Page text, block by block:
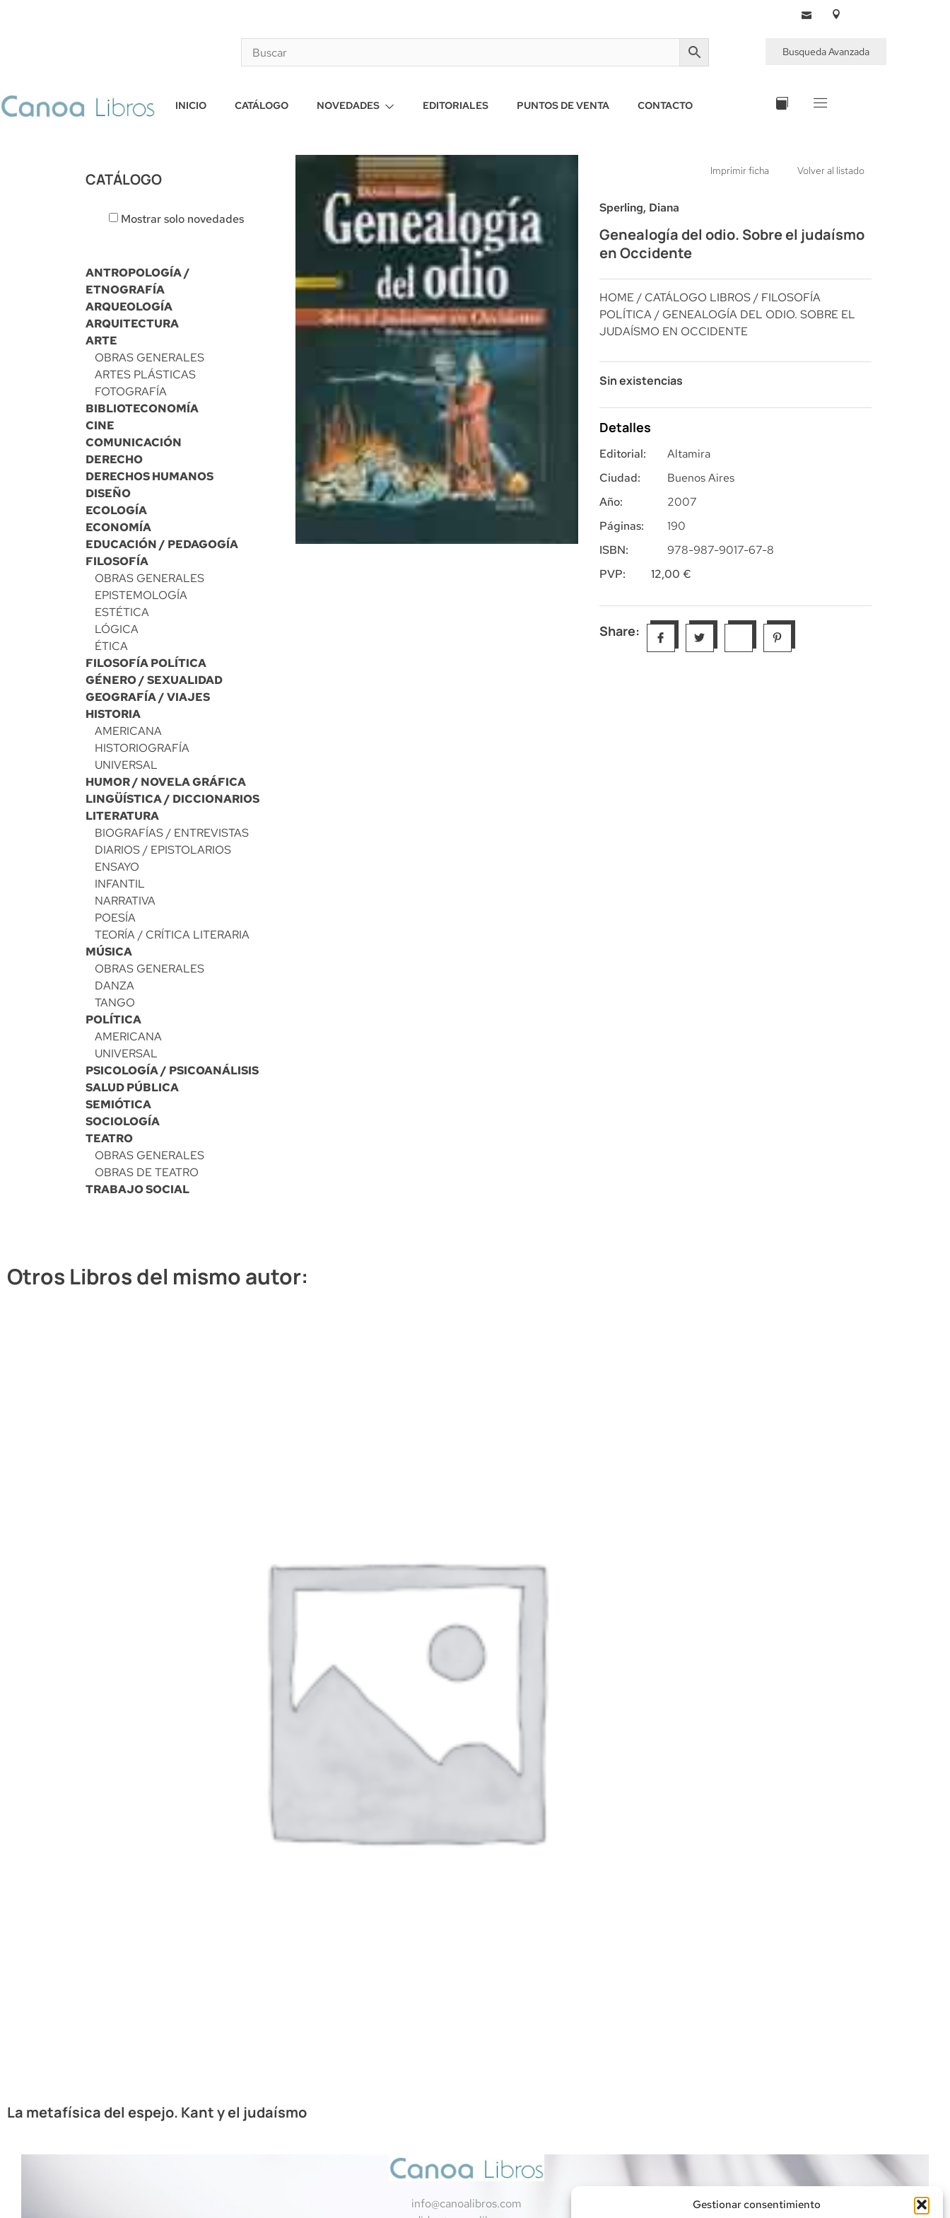
Gestionar consentimiento
Busqueda Avanzada
INICIO CATÁLOGO NOVEDADES EDITORIALES PUNTOS DE VENTA CONTACTO
CATÁLOGO
Mostrar solo novedades
ANTROPOLOGÍA /
ETNOGRAFÍA
ARQUEOLOGÍA
ARQUITECTURA
ARTE
OBRAS GENERALES
ARTES PLÁSTICAS
FOTOGRAFÍA
BIBLIOTECONOMÍA
CINE
COMUNICACIÓN
DERECHO
DERECHOS HUMANOS
DISEÑO
ECOLOGÍA
ECONOMÍA
EDUCACIÓN / PEDAGOGÍA
FILOSOFÍA
OBRAS GENERALES
EPISTEMOLOGÍA
ESTÉTICA
LÓGICA
ÉTICA
FILOSOFÍA POLÍTICA
GÉNERO / SEXUALIDAD
GEOGRAFÍA / VIAJES
HISTORIA
AMERICANA
HISTORIOGRAFÍA
UNIVERSAL
HUMOR / NOVELA GRÁFICA
LINGÜÍSTICA / DICCIONARIOS
LITERATURA
BIOGRAFÍAS / ENTREVISTAS
DIARIOS / EPISTOLARIOS
ENSAYO
INFANTIL
NARRATIVA
POESÍA
TEORÍA / CRÍTICA LITERARIA
MÚSICA
OBRAS GENERALES
DANZA
TANGO
POLÍTICA
AMERICANA
UNIVERSAL
PSICOLOGÍA / PSICOANÁLISIS
SALUD PÚBLICA
SEMIÓTICA
SOCIOLOGÍA
TEATRO
OBRAS GENERALES
OBRAS DE TEATRO
TRABAJO SOCIAL
Imprimir ficha Volver al listado
Sperling, Diana
Genealogía del odio. Sobre el judaísmo
en Occidente
HOME/ CATÁLOGO LIBROS/ FILOSOFÍA
POLÍTICA/ GENEALOGÍA DEL ODIO. SOBRE EL
JUDAÍSMO EN OCCIDENTE
Sin existencias
Detalles
Editorial:
Ciudad:
Año:
Páginas:
ISBN:
Altamira
Buenos Aires
2007
190
978-987-9017-67-8
PVP:
12,00 €
Share:
Otros Libros del mismo autor:
La metafísica del espejo. Kant y el judaísmo
info@canoalibros.com